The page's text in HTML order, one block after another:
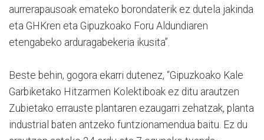
aurrerapausoak emateko borondaterik ez dutela jakinda
eta GHKren eta Gipuzkoako Foru Aldundiaren
etengabeko arduragabekeria ikusita”.
Beste behin, gogora ekarri dutenez, “Gipuzkoako Kale
Garbiketako Hitzarmen Kolektiboak ez ditu arautzen
Zubietako errauste plantaren ezaugarri zehatzak, planta
industrial baten antzeko funtzionamendua baitu. Ez du